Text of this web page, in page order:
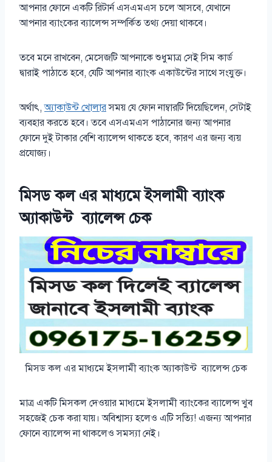
আপনার ফোনে একটি রিটার্ন এসএমএস চলে আসবে, যেখানে
আপনার ব্যাংকের ব্যালেন্স সম্পর্কিত তথ্য দেয়া থাকবে।
তবে মনে রাখবেন, মেসেজটি আপনাকে শুধুমাত্র সেই সিম কার্ড
দ্বারাই পাঠাতে হবে, যেটি আপনার ব্যাংক একাউন্টের সাথে সংযুক্ত।
অর্থাৎ,অ্যাকাউন্ট খোলারসময় যে ফোন নাম্বারটি দিয়েছিলেন, সেটাই
ব্যবহার করতে হবে। তবে এসএমএস পাঠানোর জন্য আপনার
ফোনে দুই টাকার বেশি ব্যালেন্স থাকতে হবে, কারণ এর জন্য ব্যয়
প্রযোজ্য।
মিসড কল এর মাধ্যমে ইসলামী ব্যাংক
অ্যাকাউন্ট ব্যালেন্স চেক
মিসড কল এর মাধ্যমে ইসলামী ব্যাংক অ্যাকাউন্ট ব্যালেন্স চেক
মাত্র একটি মিসকল দেওয়ার মাধ্যমে ইসলামী ব্যাংকের ব্যালেন্স খুব
সহজেই চেক করা যায়। অবিশ্বাস্য হলেও এটি সত্যি! এজন্য আপনার
ফোনে ব্যালেন্স না থাকলেও সমস্যা নেই।